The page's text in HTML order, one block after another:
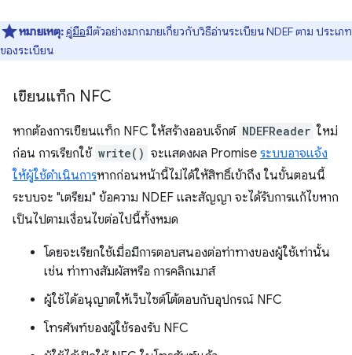
หมายเหตุ:คู่มือมีตัวอย่างมากมายเกี่ยวกับวิธีอ่านระเบียน NDEF ตาม ประเภท
ของระเบียน
เขียนแท็ก NFC
หากต้องการเขียนแท็ก NFC ให้สร้างออบเจ็กต์ NDEFReader ใหม่
ก่อน การเรียกใช้ write() จะแสดงผล Promise ระบบอาจแจ้ง
ให้ผู้ใช้ดำเนินการหากก่อนหน้านี้ไม่ได้ให้สิทธิ์เข้าถึง ในขั้นตอนนี้
ระบบจะ "เตรียม" ข้อความ NDEF และสัญญา จะได้รับการแก้ไขหาก
เป็นไปตามเงื่อนไขต่อไปนี้ทั้งหมด
โดยจะเรียกใช้เมื่อมีการตอบสนองต่อท่าทางของผู้ใช้เท่านั้น
เช่น ท่าทางสัมผัสหรือ การคลิกเมาส์
ผู้ใช้ได้อนุญาตให้เว็บไซต์โต้ตอบกับอุปกรณ์ NFC
โทรศัพท์ของผู้ใช้รองรับ NFC